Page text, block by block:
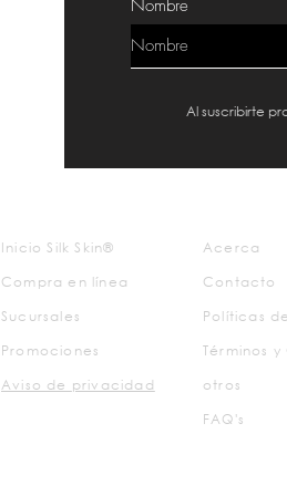
Nombre
Al suscribirte
Inicio Silk Skin®
Compra en línea
Sucursales
Promociones
Aviso de privacidad
Acerca
Contacto
Políticas
Términos
otros
FAQ's